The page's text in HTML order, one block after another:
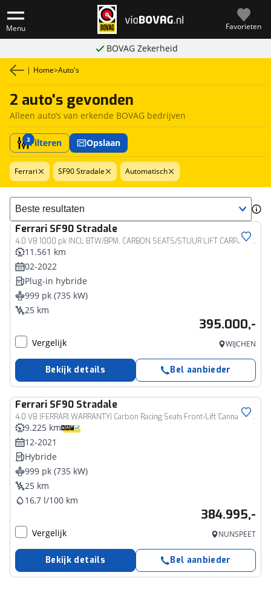
Menu Favorieten
BOVAG Zekerheid
| Home>Auto's
2 auto's gevonden
Alleen auto’s van erkende BOVAG bedrijven
3Filteren Opslaan
Ferrari SF90 Stradale Automatisch
Sorteer resultaten
Ferrari SF90 Stradale
4.0 V8 1000 pk INCL BTW/BPM. CARBON SEATS/STUUR LIFT CARPLAY AFS CAMERA phev
11.561 km
02-2022
Plug-in hybride
999 pk (735 kW)
25 km
395.000,-
Vergelijk WIJCHEN
Bekijk details Bel aanbieder
Ferrari SF90 Stradale
4.0 V8 |FERRARI WARRANTY| Carbon Racing Seats Front-Lift 'Canna Di Fucile' NL-AUTO!
9.225 km
12-2021
Hybride
999 pk (735 kW)
25 km
16,7 l/100 km
384.995,-
Vergelijk NUNSPEET
Bekijk details Bel aanbieder